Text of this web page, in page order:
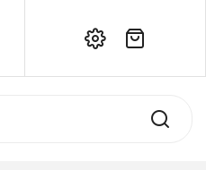
w koszyku.